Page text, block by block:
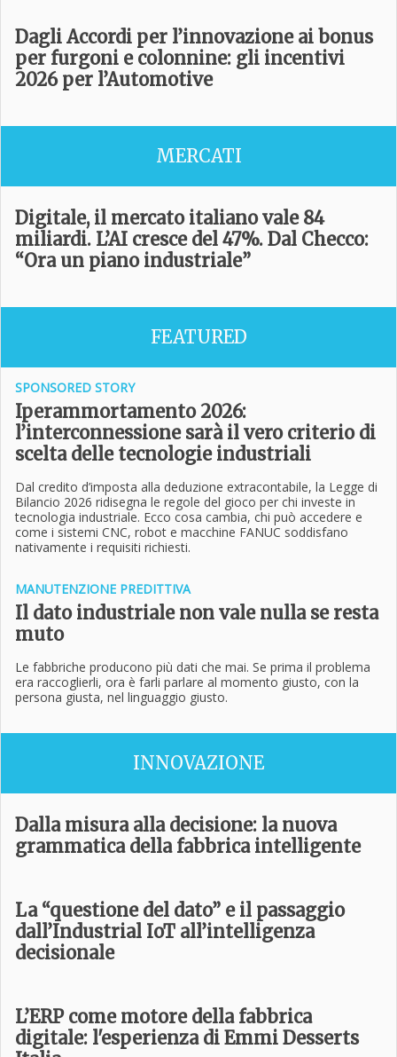
Dagli Accordi per l’innovazione ai bonus
per furgoni e colonnine: gli incentivi
2026 per l’Automotive
MERCATI
Digitale, il mercato italiano vale 84
miliardi. L’AI cresce del 47%. Dal Checco:
“Ora un piano industriale”
FEATURED
SPONSORED STORY
Iperammortamento 2026:
l’interconnessione sarà il vero criterio di
scelta delle tecnologie industriali
Dal credito d’imposta alla deduzione extracontabile, la Legge di
Bilancio 2026 ridisegna le regole del gioco per chi investe in
tecnologia industriale. Ecco cosa cambia, chi può accedere e
come i sistemi CNC, robot e macchine FANUC soddisfano
nativamente i requisiti richiesti.
MANUTENZIONE PREDITTIVA
Il dato industriale non vale nulla se resta
muto
Le fabbriche producono più dati che mai. Se prima il problema
era raccoglierli, ora è farli parlare al momento giusto, con la
persona giusta, nel linguaggio giusto.
INNOVAZIONE
Dalla misura alla decisione: la nuova
grammatica della fabbrica intelligente
La “questione del dato” e il passaggio
dall’Industrial IoT all’intelligenza
decisionale
L’ERP come motore della fabbrica
digitale: l'esperienza di Emmi Desserts